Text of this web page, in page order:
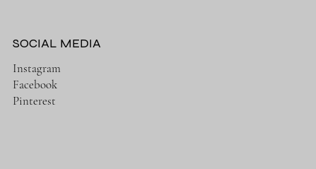
SOCIAL MEDIA
Instagram
Facebook
Pinterest